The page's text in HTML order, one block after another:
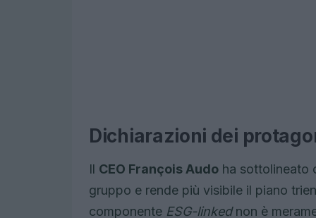
Dichiarazioni dei
Il CEO François Audo ha sottolineato
gruppo e rende più visibile il piano
componente ESG-linkednon è